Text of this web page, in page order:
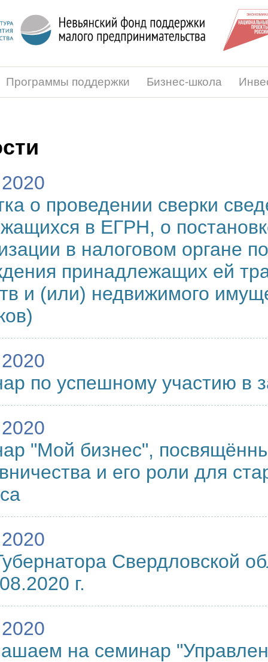
Программы поддержки Бизнес-школа
о проведении сверки
в ЕГРН, о
в налоговом органе
принадлежащих ей
и (или) недвижимого
по успешному участию в
"Мой бизнес",
и его роли для
Свердловской
г.
на семинар